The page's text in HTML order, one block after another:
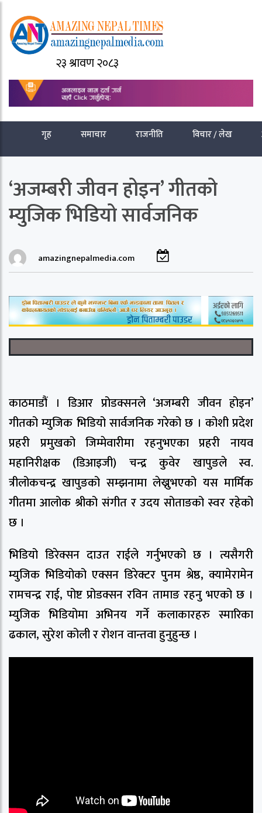
२३ श्रावण २०८३
गृह समाचार राजनीति विचार / लेख
‘अजम्बरी जीवन होइन’ गीतको
म्युजिक भिडियो सार्वजनिक
amazingnepalmedia.com
काठमाडौं । डिआर प्रोडक्सनले ‘अजम्बरी जीवन होइन’
गीतको म्युजिक भिडियो सार्वजनिक गरेको छ । कोशी प्रदेश
प्रहरी प्रमुखको जिम्मेवारीमा रहनुभएका प्रहरी नायव
महानिरीक्षक (डिआइजी) चन्द्र कुवेर खापुङले स्व.
त्रीलोकचन्द्र खापुङको सम्झनामा लेख्नुभएको यस मार्मिक
गीतमा आलोक श्रीको संगीत र उदय सोताङको स्वर रहेको
छ ।
भिडियो डिरेक्सन दाउत राईले गर्नुभएको छ । त्यसैगरी
म्युजिक भिडियोको एक्सन डिरेक्टर पुनम श्रेष्ठ, क्यामेरामेन
रामचन्द्र राई, पोष्ट प्रोडक्सन रविन तामाङ रहनु भएको छ ।
म्युजिक भिडियोमा अभिनय गर्ने कलाकारहरु स्मारिका
ढकाल, सुरेश कोली र रोशन वान्तवा हुनुहुन्छ ।